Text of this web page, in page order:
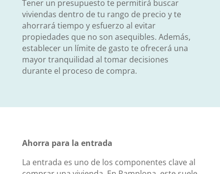
Tener un presupuesto te permitirá buscar
viviendas dentro de tu rango de precio y te
ahorrará tiempo y esfuerzo al evitar
propiedades que no son asequibles. Además,
establecer un límite de gasto te ofrecerá una
mayor tranquilidad al tomar decisiones
durante el proceso de compra.
Ahorra para la entrada
La entrada es uno de los componentes clave al